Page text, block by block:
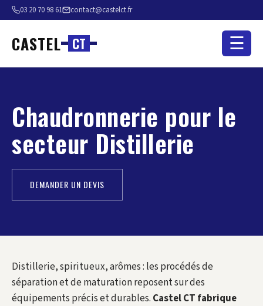
03 20 70 98 61 contact@castelct.fr
CASTEL CT ☰
Chaudronnerie pour le
secteur Distillerie
DEMANDER UN DEVIS
Distillerie, spiritueux, arômes : les procédés de
séparation et de maturation reposent sur des
équipements précis et durables. Castel CT fabrique